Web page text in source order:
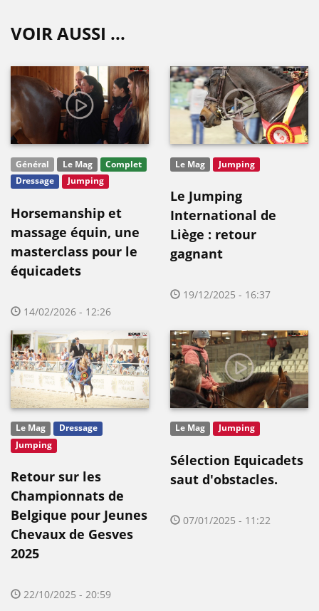
VOIR AUSSI ...
Général Le Mag
Complet
Dressage
Jumping
Horsemanship et
massage équin, une
masterclass pour le
équicadets
14/02/2026 - 12:26
Le Mag Jumping
Le Jumping
International de
Liège : retour
gagnant
19/12/2025 - 16:37
Le Mag
Dressage
Jumping
Retour sur les
Championnats de
Belgique pour Jeunes
Chevaux de Gesves
2025
22/10/2025 - 20:59
Le Mag Jumping
Sélection Equicadets
saut d'obstacles.
07/01/2025 - 11:22